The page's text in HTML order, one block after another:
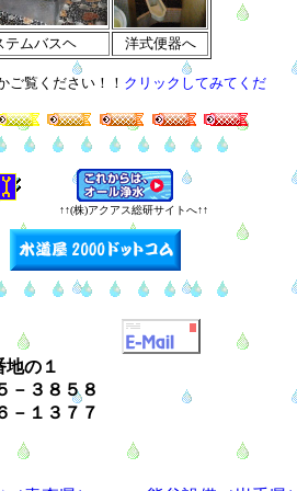
の１
３８５８
１３７７
↑↑(株)アクアス総研サイトへ↑↑
ご覧ください！！ クリックしてみてくだ
テムバスヘ 洋式便器へ